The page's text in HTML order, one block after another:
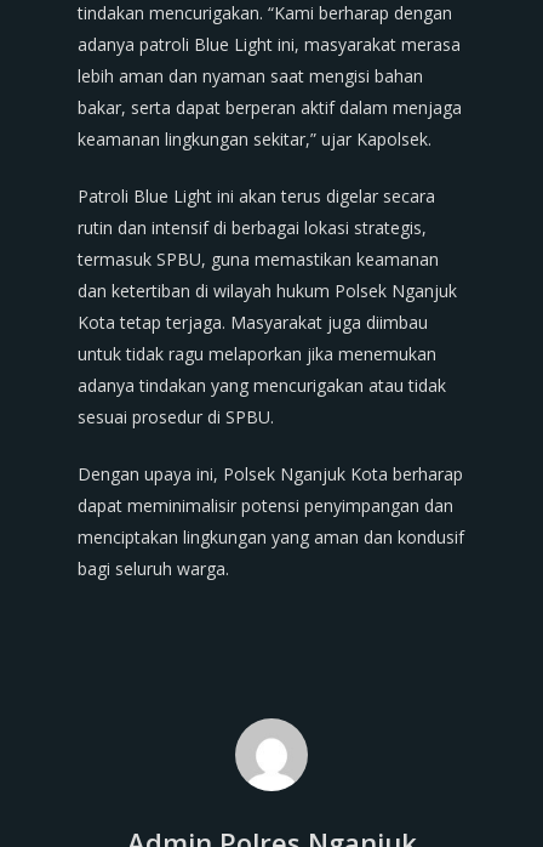
tindakan mencurigakan. “Kami berharap dengan
adanya patroli Blue Light ini, masyarakat merasa
lebih aman dan nyaman saat mengisi bahan
bakar, serta dapat berperan aktif dalam menjaga
keamanan lingkungan sekitar,” ujar Kapolsek.
Patroli Blue Light ini akan terus digelar secara
rutin dan intensif di berbagai lokasi strategis,
termasuk SPBU, guna memastikan keamanan
dan ketertiban di wilayah hukum Polsek Nganjuk
Kota tetap terjaga. Masyarakat juga diimbau
untuk tidak ragu melaporkan jika menemukan
adanya tindakan yang mencurigakan atau tidak
sesuai prosedur di SPBU.
Dengan upaya ini, Polsek Nganjuk Kota berharap
dapat meminimalisir potensi penyimpangan dan
menciptakan lingkungan yang aman dan kondusif
bagi seluruh warga.